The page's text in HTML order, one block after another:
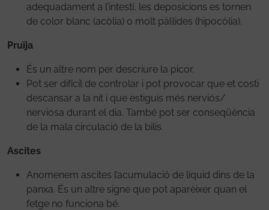
adequadament a l’intestí, les deposicions es tornen
de color blanc (acòlia) o molt pàl·lides (hipocòlia).
Pruïja
És un altre nom per descriure la picor.
Pot ser difícil de controlar i pot provocar que et costi
descansar a la nit i que estiguis més nerviós/
nerviosa durant el dia. També pot ser conseqüència
de la mala circulació de la bilis.
Ascites
Anomenem ascites l’acumulació de líquid dins de la
panxa. És un altre signe que pot aparèixer quan el
fetge no funciona bé.